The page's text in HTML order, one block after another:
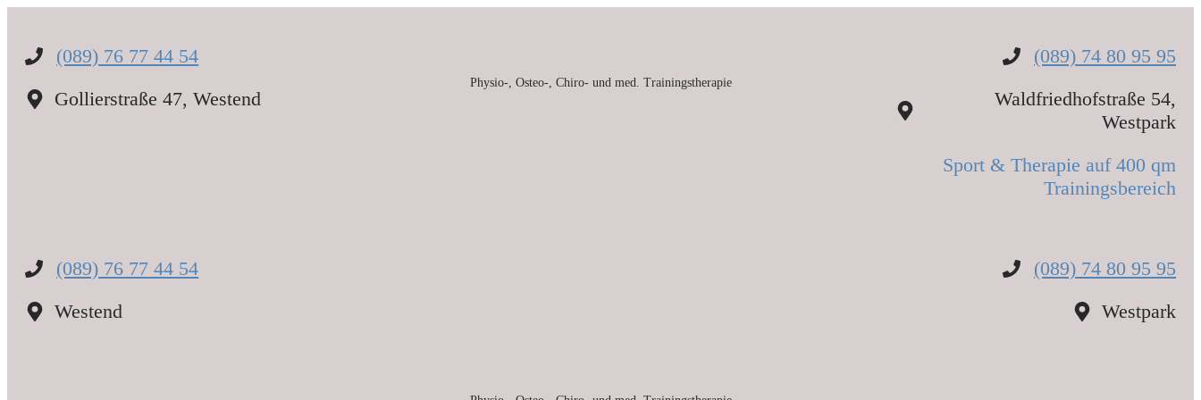
springen(089) 76 77 44 54
Gollierstraße 47, Westend
Physio-, Osteo-, Chiro- und med. Trainingstherapie
(089) 74 80 95 95
Waldfriedhofstraße 54,
Westpark
Sport & Therapie auf 400 qm
Trainingsbereich
(089) 76 77 44 54
Westend
(089) 74 80 95 95
Westpark